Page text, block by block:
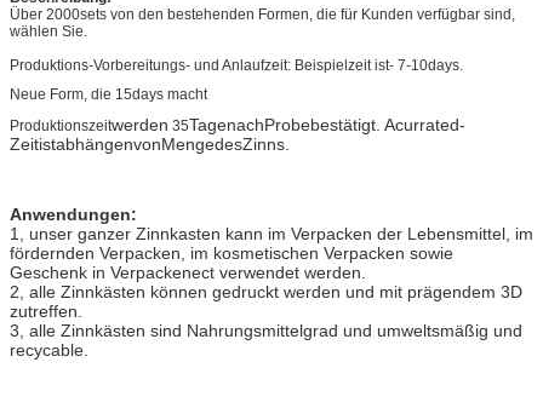
Über 2000sets von den bestehenden Formen, die für Kunden verfügbar sind,
wählen Sie.
Produktions-Vorbereitungs- und Anlaufzeit: Beispielzeit ist- 7-10days.
Neue Form, die 15days macht
Produktionszeitwerden 35TagenachProbebestätigt. Acurrated-
ZeitistabhängenvonMengedesZinns.
Anwendungen:
1, unser ganzer Zinnkasten kann im Verpacken der Lebensmittel, im
fördernden Verpacken, im kosmetischen Verpacken sowie
Geschenk in Verpackenect verwendet werden.
2, alle Zinnkästen können gedruckt werden und mit prägendem 3D
zutreffen.
3, alle Zinnkästen sind Nahrungsmittelgrad und umweltsmäßig und
recycable.